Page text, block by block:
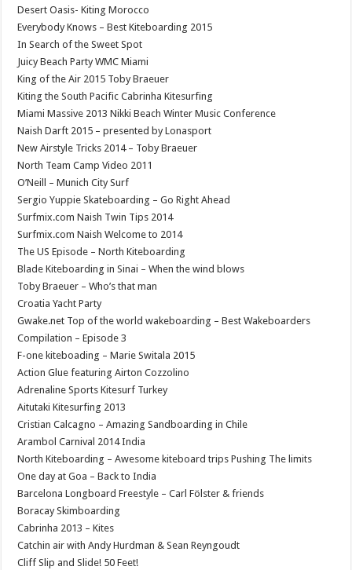
Desert Oasis- Kiting Morocco
Everybody Knows – Best Kiteboarding 2015
In Search of the Sweet Spot
Juicy Beach Party WMC Miami
King of the Air 2015 Toby Braeuer
Kiting the South Pacific Cabrinha Kitesurfing
Miami Massive 2013 Nikki Beach Winter Music Conference
Naish Darft 2015 – presented by Lonasport
New Airstyle Tricks 2014 – Toby Braeuer
North Team Camp Video 2011
O’Neill – Munich City Surf
Sergio Yuppie Skateboarding – Go Right Ahead
Surfmix.com Naish Twin Tips 2014
Surfmix.com Naish Welcome to 2014
The US Episode – North Kiteboarding
Blade Kiteboarding in Sinai – When the wind blows
Toby Braeuer – Who’s that man
Croatia Yacht Party
Gwake.net Top of the world wakeboarding – Best Wakeboarders
Compilation – Episode 3
F-one kiteboading – Marie Switala 2015
Action Glue featuring Airton Cozzolino
Adrenaline Sports Kitesurf Turkey
Aitutaki Kitesurfing 2013
Cristian Calcagno – Amazing Sandboarding in Chile
Arambol Carnival 2014 India
North Kiteboarding – Awesome kiteboard trips Pushing The limits
One day at Goa – Back to India
Barcelona Longboard Freestyle – Carl Fölster & friends
Boracay Skimboarding
Cabrinha 2013 – Kites
Catchin air with Andy Hurdman & Sean Reyngoudt
Cliff Slip and Slide! 50 Feet!